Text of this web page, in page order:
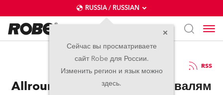
RUSSIA / RUSSIAN
Сейчас вы просматриваете
сайт Robe для России.
Изменить регион и язык можно
здесь.
21.01.2025 RSS
Allround готовится к фестивалям